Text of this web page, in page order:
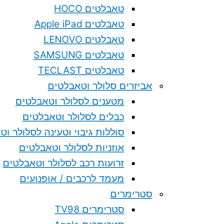
טאבלטים HOCO
טאבלטים Apple iPad
טאבלטים LENOVO
טאבלטים SAMSUNG
טאבלטים TECLAST
אביזרים סלולר וטאבלטים
מטענים לסלולר וטאבלטים
כבלים לסלולר וטאבלטים
סוללות גיבוי וטעינה לסלולר
אוזניות לסלולר וטאבלטים
זרועות רכב לסלולר וטאבלטים
מעמד לרכבים / אופנועים
סטרימרים
סטרימרים TV98